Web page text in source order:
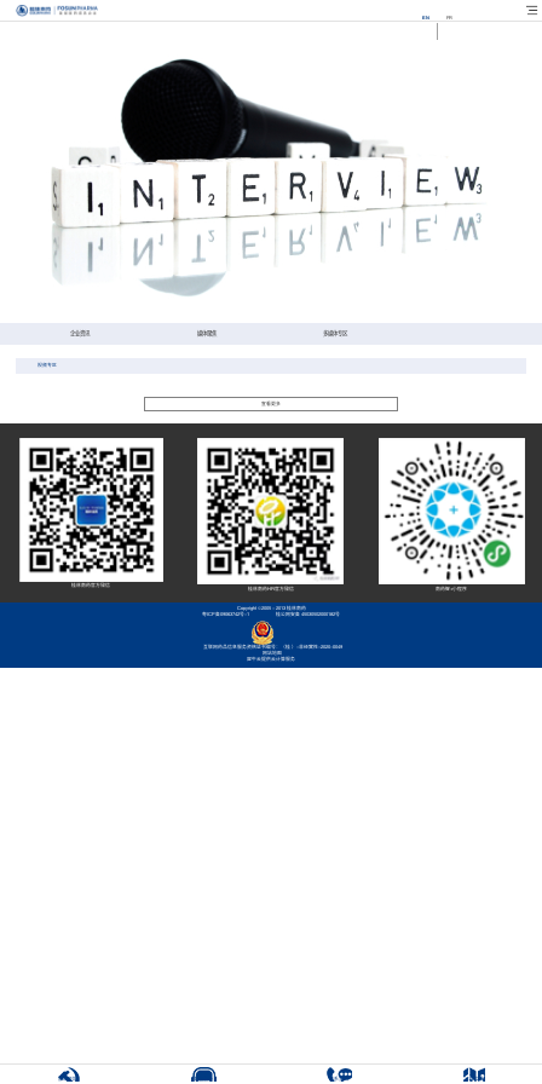
EN FR
企业资讯 媒体聚焦 多媒体专区
视频专区
桂林南药官方微信
桂林南药HR官方微信 南药智+小程序
Copyright ©2005 - 2013 桂林南药
粤ICP备09063742号-1
桂公网安备 45030502000182号
互联网药品信息服务资格证书编号：（桂 ）-非经营性-2020-0049
网站地图
犀牛云提供云计算服务
廉政举报 客服中心 联系我们 三维实景